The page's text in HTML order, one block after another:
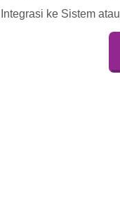
Integrasi ke Sistem